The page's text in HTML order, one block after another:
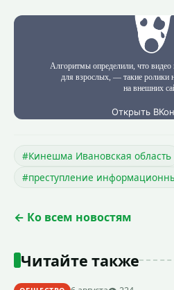
#Кинешма Ивановская область
#преступление
← Ко всем новостям
Читайте также